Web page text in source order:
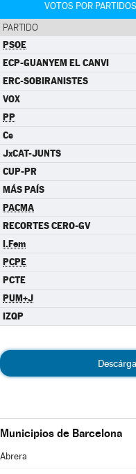
VOTOS POR
PARTIDO
PSOE
ECP-GUANYEM EL CANVI
ERC-SOBIRANISTES
VOX
PP
Cs
JxCAT-JUNTS
CUP-PR
MÁS PAÍS
PACMA
RECORTES CERO-GV
I.Fem
PCPE
PCTE
PUM+J
IZQP
Municipios de Barcelona
Abrera